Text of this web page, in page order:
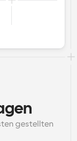
gestellten